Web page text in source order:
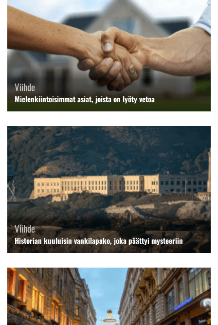
Viihde
Mielenkiintoisimmat asiat, joista on lyöty vetoa
Viihde
Historian kuuluisin vankilapako, joka päättyi mysteeriin